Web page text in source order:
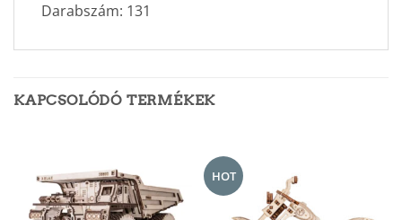
Darabszám: 131
KAPCSOLÓDÓ TERMÉKEK
HOT